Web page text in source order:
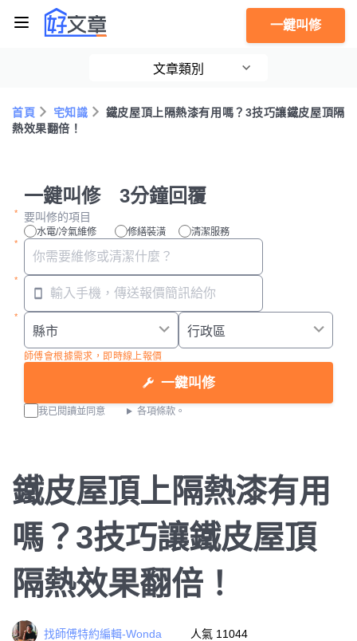
一鍵叫修
文章類別
首頁 宅知識
鐵皮屋頂上隔熱漆有用嗎？3技巧讓鐵皮屋頂隔
熱效果翻倍！
一鍵叫修 3分鐘回覆
要叫修的項目
水電/冷氣維修 修繕裝潢 清潔服務
師傅會根據需求，即時線上報價
一鍵叫修
我已閱讀並同意 各項條款。
鐵皮屋頂上隔熱漆有用
嗎？3技巧讓鐵皮屋頂
隔熱效果翻倍！
找師傅特約編輯-Wonda 人氣 11044